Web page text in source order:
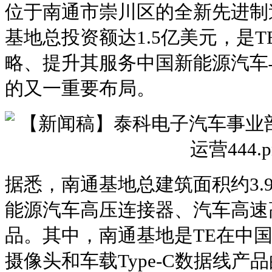
位于南通市崇川区的全新先进
基地总投资额达1.5亿美元，是
略、提升其服务中国新能源汽
的又一重要布局。
据悉，南通基地总建筑面积约
能源汽车高压连接器、汽车高
品。其中，南通基地是TE在中
摄像头和车载Type-C数据线产